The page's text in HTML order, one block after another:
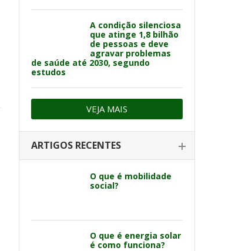
A condição silenciosa
que atinge 1,8 bilhão
de pessoas e deve
agravar problemas
de saúde até 2030, segundo
estudos
VEJA MAIS
ARTIGOS RECENTES
O que é mobilidade
social?
O que é energia solar
é como funciona?